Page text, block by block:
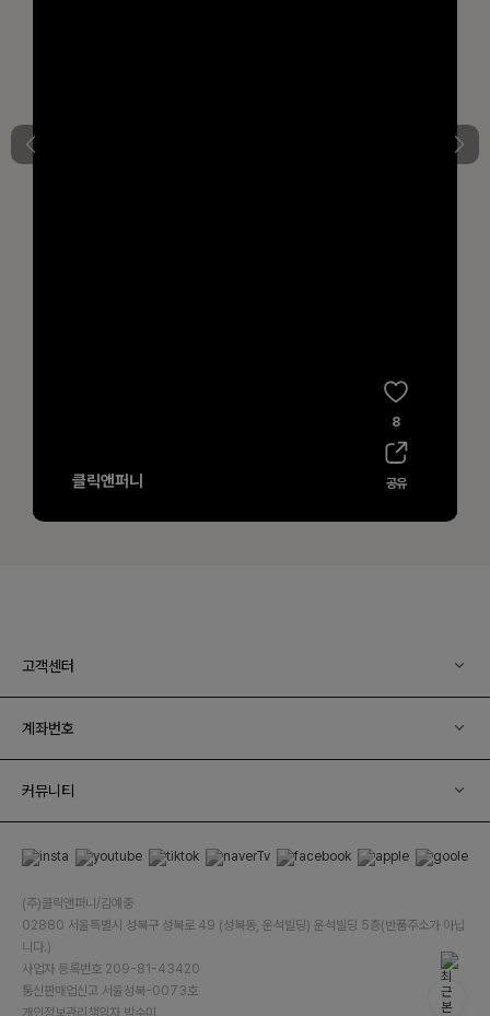
고객센터
계좌번호
커뮤니티
(주)클릭앤퍼니/김예중
02880 서울특별시 성북구 성북로 49 (성북동, 운석빌딩) 운석빌딩 5층(반품주소가 아닙
니다.)
사업자 등록번호 209-81-43420
통신판매업신고 서울성북-0073호
개인정보관리책임자 박수미